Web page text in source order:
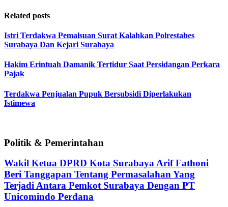
Related posts
Istri Terdakwa Pemalsuan Surat Kalahkan Polrestabes
Surabaya Dan Kejari Surabaya
Hakim Erintuah Damanik Tertidur Saat Persidangan Perkara
Pajak
Terdakwa Penjualan Pupuk Bersubsidi Diperlakukan
Istimewa
Politik & Pemerintahan
Wakil Ketua DPRD Kota Surabaya Arif Fathoni
Beri Tanggapan Tentang Permasalahan Yang
Terjadi Antara Pemkot Surabaya Dengan PT
Unicomindo Perdana